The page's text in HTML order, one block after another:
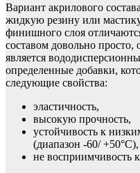
Вариант акрилового
жидкую резину или
финишного слоя
составом довольно
является
определенные добавки,
следующие свойства:
эластичность,
высокую прочность,
устойчивость к
(диапазон -60/ +50°С),
не восприимчивость